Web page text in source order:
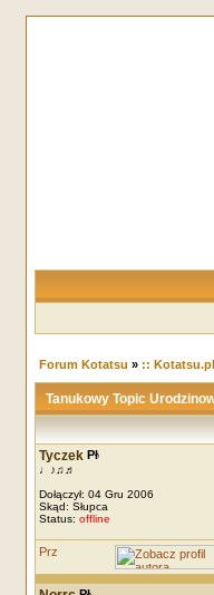
Forum Kotatsu » ::
Tanukowy Topic
Tyczek
♩♪♫♬
Dołączył: 04 Gru 2006
Skąd: Słupca
Status: offline